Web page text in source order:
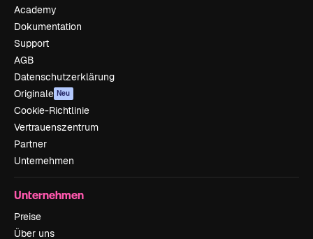
Academy
Dokumentation
Support
AGB
Datenschutzerklärung
Originale Neu
Cookie-Richtlinie
Vertrauenszentrum
Partner
Unternehmen
Unternehmen
Preise
Über uns